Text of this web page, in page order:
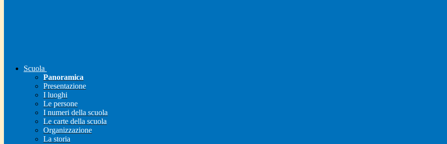
Scuola
Panoramica
Presentazione
I luoghi
Le persone
I numeri della scuola
Le carte della scuola
Organizzazione
La storia